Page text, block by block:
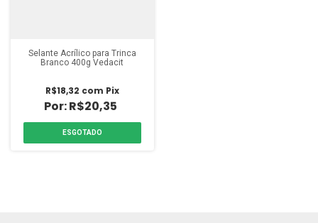
Selante Acrílico para Trinca
Branco 400g Vedacit
R$20,35
R$18,32 com Pix
ESGOTADO